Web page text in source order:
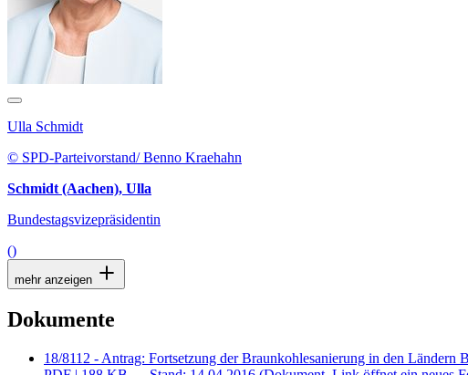
Ulla Schmidt
© SPD-Parteivorstand/ Benno Kraehahn
Schmidt (Aachen), Ulla
Bundestagsvizepräsidentin
()
mehr anzeigen
Dokumente
18/8112 - Antrag: Fortsetzung der Braunkohlesanierung in den Ländern